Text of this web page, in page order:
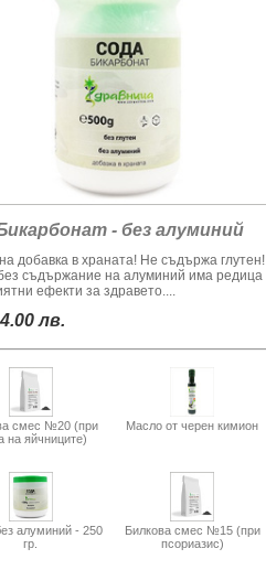
- без алуминий
добавка в храната! Не съдържа глутен!
съдържание на алуминий има редица
ефекти за здравето....
лв.
смес №20 (при
на яйчниците)
Масло от черен кимион
алуминий - 250
гр.
Билкова смес №15 (при
псориазис)